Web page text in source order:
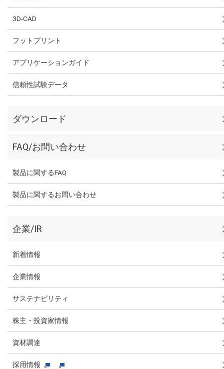
3D-CAD
フットプリント
アプリケーションガイド
信頼性試験データ
ダウンロード
FAQ/お問い合わせ
製品に関するFAQ
製品に関するお問い合わせ
企業/IR
新着情報
企業情報
サステナビリティ
株主・投資家情報
資材調達
採用情報